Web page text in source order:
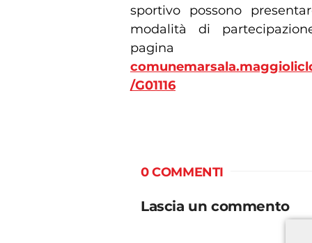
sportivo possono
modalità di
/G01116
0 COMMENTI
Lascia un commento